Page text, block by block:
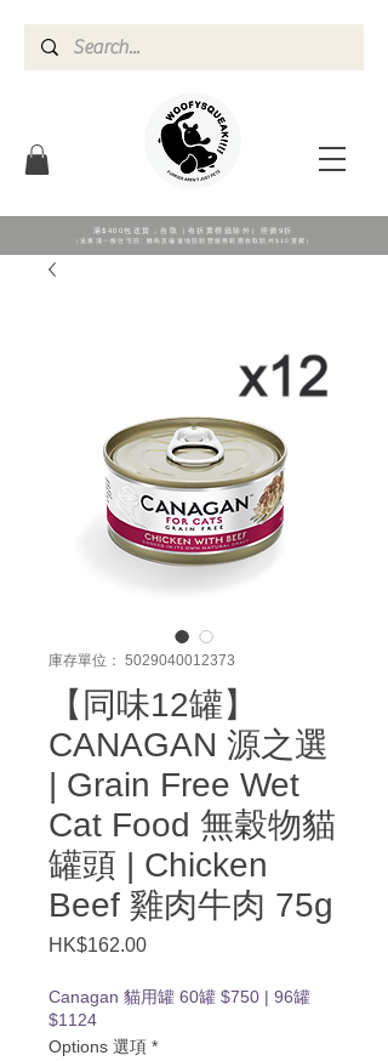
滿$400包送貨；自取（有折實標籖除外）照價9折
（送東涌一般住宅區; 離島及偏遠地區順豐服務範圍收取額外$10運費）
庫存單位： 5029040012373
【同味12罐】
CANAGAN 源之選
| Grain Free Wet
Cat Food 無穀物貓
罐頭 | Chicken
Beef 雞肉牛肉 75g
HK$162.00價
Canagan 貓用罐 60罐 $750 | 96罐
$1124
Options 選項 *